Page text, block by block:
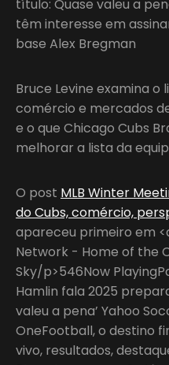
título: Quase valeu a
têm interesse em
base Alex Bregman
Bruce Levine examina o
comércio e mercados
e o que Chicago Cubs
melhorar a lista da
O post MLB Winter
do Cubs, comércio,
apareceu primeiro em
Network - Home of the
Sky/p>546Now
Hamlin fala 2025
valeu a pena’ Yahoo
OneFootball, o destino
vivo, resultados,